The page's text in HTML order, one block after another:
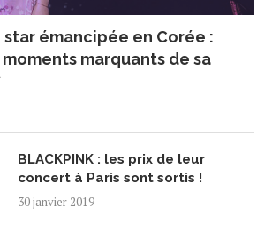
star émancipée en Corée :
marquants de sa
BLACKPINK : les prix de leur
concert à Paris sont sortis !
30 janvier 2019